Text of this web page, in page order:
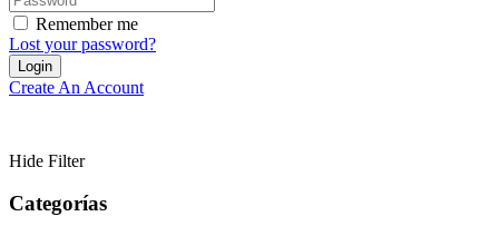
Remember me
Lost your password?
Create An Account
Hide Filter
Categorías